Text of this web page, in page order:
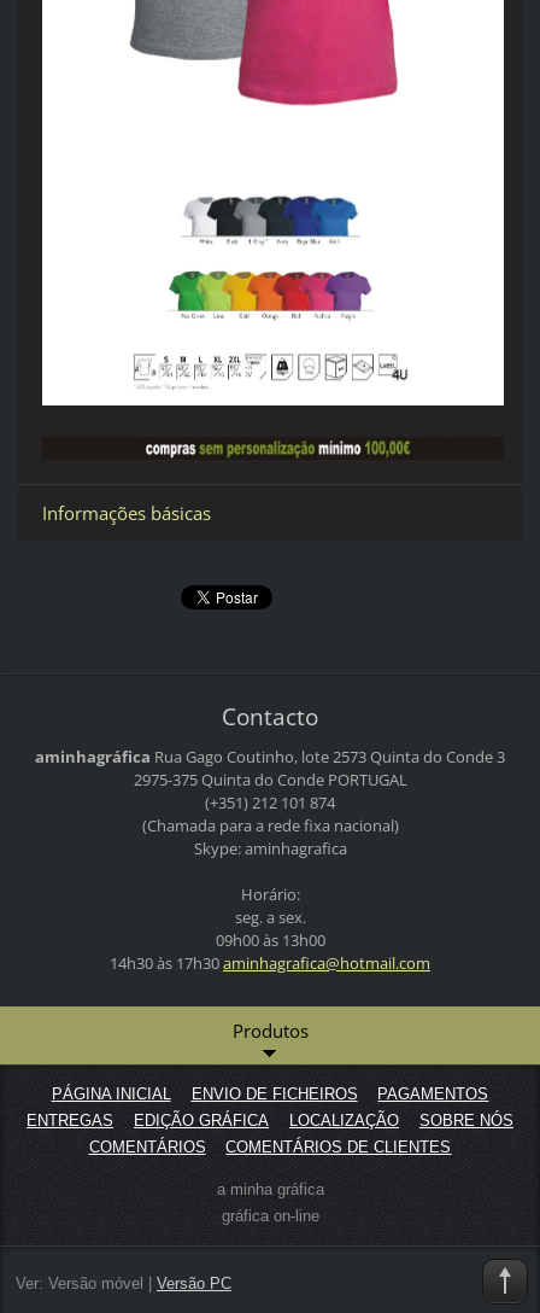
Informações básicas
Contacto
aminhagráfica Rua Gago Coutinho, lote 2573Quinta do Conde 3
2975-375 Quinta do CondePORTUGAL
(+351) 212 101 874
(Chamada para a rede fixa nacional)
Skype: aminhagrafica
Horário:
seg. a sex.
09h00 às 13h00
14h30 às 17h30aminhagrafica@hotmail.com
Produtos
PÁGINA INICIAL ENVIO DE FICHEIROS
PAGAMENTOS
ENTREGAS
EDIÇÃO GRÁFICA LOCALIZAÇÃO
SOBRE NÓS
COMENTÁRIOS
COMENTÁRIOS DE CLIENTES
a minha gráfica
gráfica on-line
Ver: Versão móvel | Versão PC